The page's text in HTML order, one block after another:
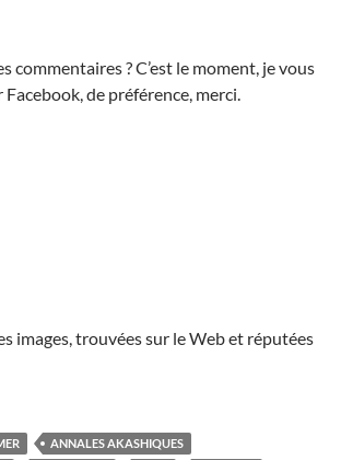
commentaires ? C’est le moment, je vous
de préférence, merci.
images, trouvées sur le Web et réputées
ANNALES AKASHIQUES